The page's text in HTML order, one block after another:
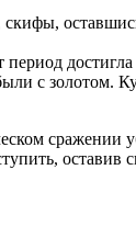
с золотом.
оставив